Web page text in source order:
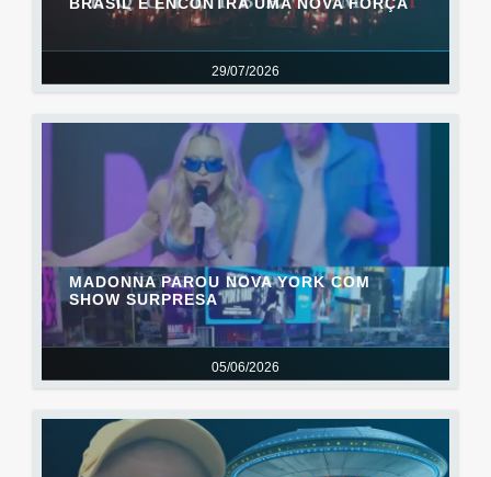
29/07/2026
BRASIL E ENCONTRA UMA NOVA FORÇA
05/06/2026
MADONNA PAROU NOVA YORK COM
SHOW SURPRESA